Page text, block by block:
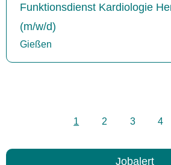
Funktionsdienst Kardiologie
(m/w/d)
Gießen
1 2 3 4
Jobalert